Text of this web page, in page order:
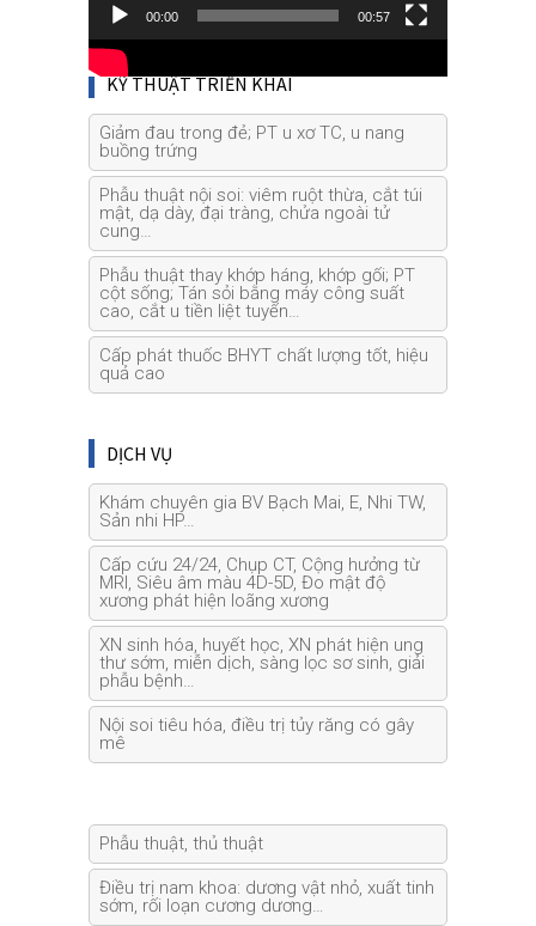
00:00 00:57
KỸ THUẬT TRIỂN KHAI
Giảm đau trong đẻ; PT u xơ TC, u nang
buồng trứng
Phẫu thuật nội soi: viêm ruột thừa, cắt túi
mật, dạ dày, đại tràng, chửa ngoài tử
cung…
Phẫu thuật thay khớp háng, khớp gối; PT
cột sống; Tán sỏi bằng máy công suất
cao, cắt u tiền liệt tuyến…
Cấp phát thuốc BHYT chất lượng tốt, hiệu
quả cao
DỊCH VỤ
Khám chuyên gia BV Bạch Mai, E, Nhi TW,
Sản nhi HP…
Cấp cứu 24/24, Chụp CT, Cộng hưởng từ
MRI, Siêu âm màu 4D-5D, Đo mật độ
xương phát hiện loãng xương
XN sinh hóa, huyết học, XN phát hiện ung
thư sớm, miễn dịch, sàng lọc sơ sinh, giải
phẫu bệnh…
Nội soi tiêu hóa, điều trị tủy răng có gây
mê
Phẫu thuật, thủ thuật
Điều trị nam khoa: dương vật nhỏ, xuất tinh
sớm, rối loạn cương dương…